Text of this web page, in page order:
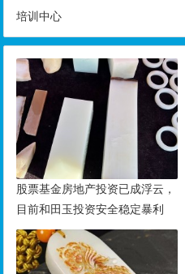
培训中心
股票基金房地产投资已成浮云，
目前和田玉投资安全稳定暴利